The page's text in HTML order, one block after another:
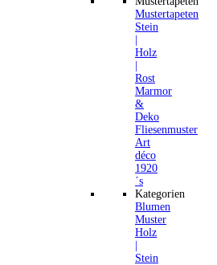
Mustertapeten
Stein
Holz
Rost
Marmor
&
Deko
Fliesenmuster
Art
déco
1920
´s
Kategorien
Blumen
Muster
Holz
Stein